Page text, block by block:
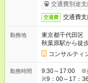
交通費別途支
交通費 交通費支
勤務地
東京都千代田区
秋葉原駅から徒
コンサルティ
勤務時間
9:30～17:00 ※
※9：00～17：